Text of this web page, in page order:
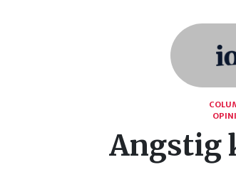
Angstig